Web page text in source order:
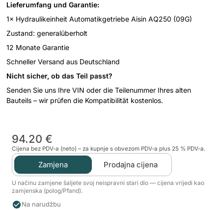
Lieferumfang und Garantie:
1× Hydraulikeinheit Automatikgetriebe Aisin AQ250 (09G)
Zustand: generalüberholt
12 Monate Garantie
Schneller Versand aus Deutschland
Nicht sicher, ob das Teil passt?
Senden Sie uns Ihre VIN oder die Teilenummer Ihres alten
Bauteils – wir prüfen die Kompatibilität kostenlos.
94.20 €
Cijena bez PDV-a (neto) – za kupnje s obvezom PDV-a plus 25 % PDV-a.
Zamjena Prodajna cijena
U načinu zamjene šaljete svoj neispravni stari dio — cijena vrijedi kao
zamjenska (polog/Pfand).
Na narudžbu